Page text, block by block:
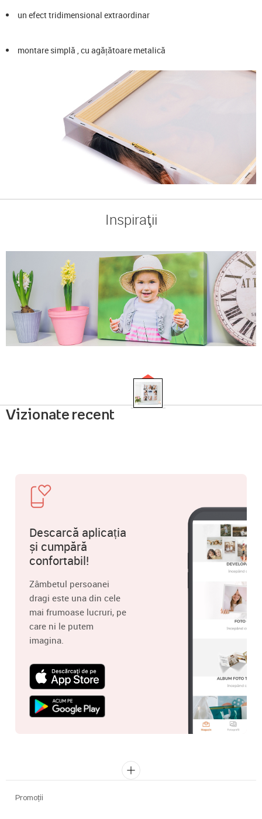
un efect tridimensional extraordinar
montare simplă , cu agățătoare metalică
Inspirații
Vizionate recent
Descarcă aplicația
și cumpără
confortabil!
Zâmbetul persoanei
dragi este una din cele
mai frumoase lucruri, pe
care ni le putem
imagina.
Promoții